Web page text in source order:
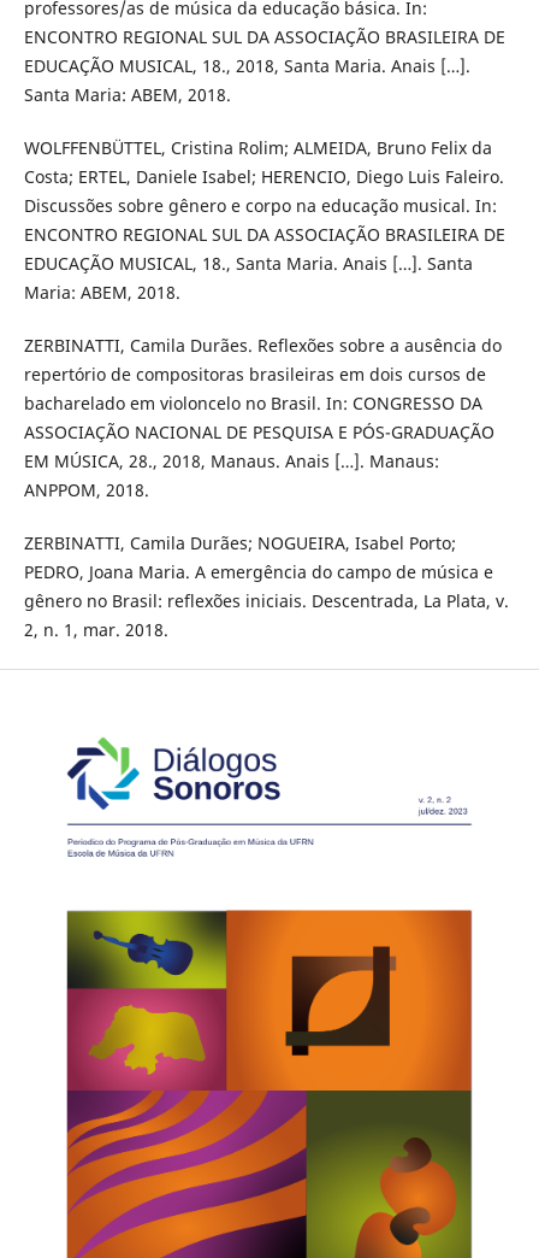
professores/as de música da educação básica. In:
ENCONTRO REGIONAL SUL DA ASSOCIAÇÃO BRASILEIRA DE
EDUCAÇÃO MUSICAL, 18., 2018, Santa Maria. Anais […].
Santa Maria: ABEM, 2018.
WOLFFENBÜTTEL, Cristina Rolim; ALMEIDA, Bruno Felix da
Costa; ERTEL, Daniele Isabel; HERENCIO, Diego Luis Faleiro.
Discussões sobre gênero e corpo na educação musical. In:
ENCONTRO REGIONAL SUL DA ASSOCIAÇÃO BRASILEIRA DE
EDUCAÇÃO MUSICAL, 18., Santa Maria. Anais […]. Santa
Maria: ABEM, 2018.
ZERBINATTI, Camila Durães. Reflexões sobre a ausência do
repertório de compositoras brasileiras em dois cursos de
bacharelado em violoncelo no Brasil. In: CONGRESSO DA
ASSOCIAÇÃO NACIONAL DE PESQUISA E PÓS-GRADUAÇÃO
EM MÚSICA, 28., 2018, Manaus. Anais […]. Manaus:
ANPPOM, 2018.
ZERBINATTI, Camila Durães; NOGUEIRA, Isabel Porto;
PEDRO, Joana Maria. A emergência do campo de música e
gênero no Brasil: reflexões iniciais. Descentrada, La Plata, v.
2, n. 1, mar. 2018.